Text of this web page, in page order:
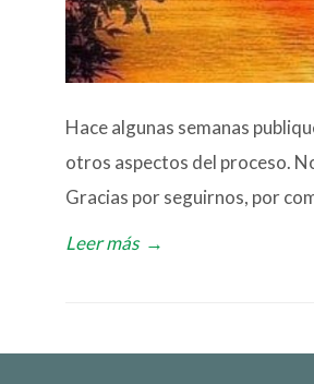
Hace algunas semanas
otros aspectos del proceso.
Gracias por seguirnos, por
Leer más →